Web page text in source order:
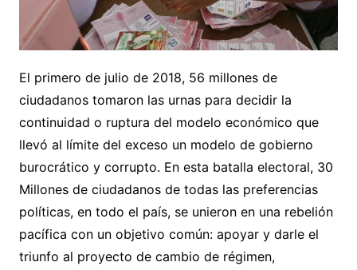
El primero de julio de 2018, 56 millones de
ciudadanos tomaron las urnas para decidir la
continuidad o ruptura del modelo económico que
llevó al límite del exceso un modelo de gobierno
burocrático y corrupto. En esta batalla electoral, 30
Millones de ciudadanos de todas las preferencias
políticas, en todo el país, se unieron en una rebelión
pacífica con un objetivo común: apoyar y darle el
triunfo al proyecto de cambio de régimen,